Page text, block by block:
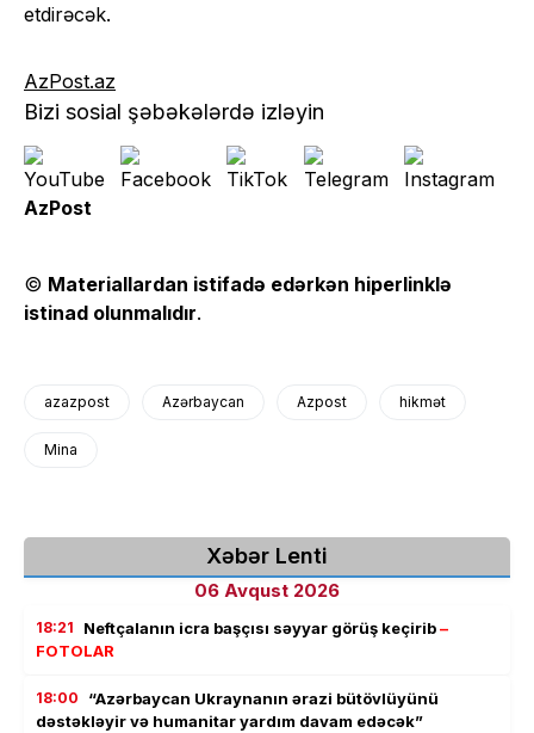
etdirəcək.
AzPost.az
Bizi sosial şəbəkələrdə izləyin
AzPost
© Materiallardan istifadə edərkən hiperlinklə
istinad olunmalıdır.
azazpost Azərbaycan Azpost hikmət
Mina
Xəbər Lenti
06 Avqust 2026
18:21 Neftçalanın icra başçısı səyyar görüş keçirib–
FOTOLAR
18:00
“Azərbaycan Ukraynanın ərazi bütövlüyünü
dəstəkləyir və humanitar yardım davam edəcək”